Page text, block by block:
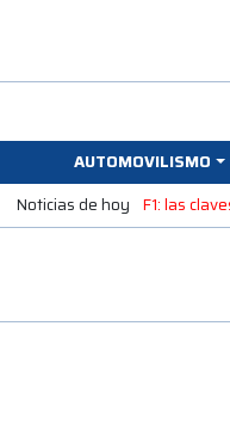
AUTOMOVILISMO
Noticias de hoy F1: las